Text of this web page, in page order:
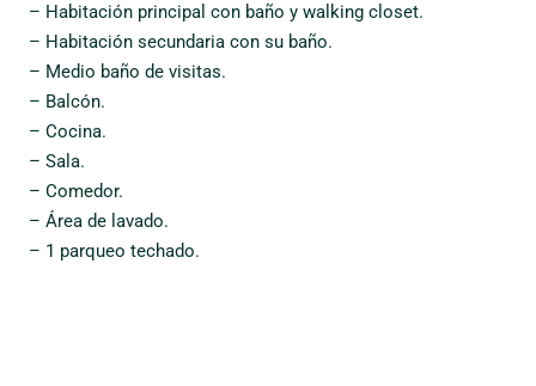
– Habitación principal con baño y walking closet.
– Habitación secundaria con su baño.
– Medio baño de visitas.
– Balcón.
– Cocina.
– Sala.
– Comedor.
– Área de lavado.
– 1 parqueo techado.